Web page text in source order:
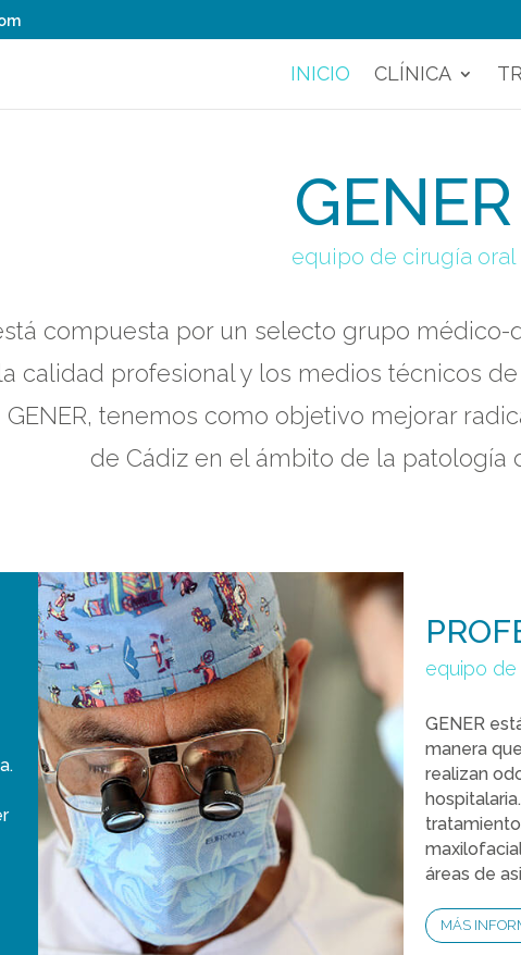
INICIO CLÍNICA
GENER
equipo de cirugía oral
compuesta por un selecto grupo
calidad profesional y los medios técnicos
GENER, tenemos como objetivo mejorar
de Cádiz en el ámbito de la patología
equipo de
GENER
manera
realizan
áreas de
MÁS